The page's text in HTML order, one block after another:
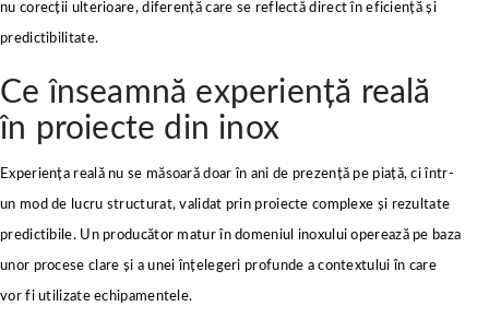
nu corecții ulterioare, diferență care se reflectă direct în eficiență și
predictibilitate.
Ce înseamnă experiență reală
în proiecte din inox
Experiența reală nu se măsoară doar în ani de prezență pe piață, ci într-
un mod de lucru structurat, validat prin proiecte complexe și rezultate
predictibile. Un producător matur în domeniul inoxului operează pe baza
unor procese clare și a unei înțelegeri profunde a contextului în care
vor fi utilizate echipamentele.